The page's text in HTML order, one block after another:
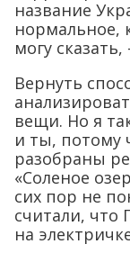
название
нормальное,
могу
Вернуть
вещи. Но я
и ты, потому
разобраны
«Соленое
сих пор не
считали, что
на